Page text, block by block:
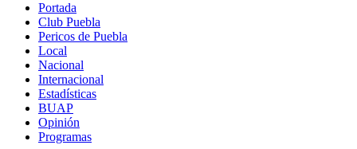
Portada
Club Puebla
Pericos de Puebla
Local
Nacional
Internacional
Estadísticas
BUAP
Opinión
Programas